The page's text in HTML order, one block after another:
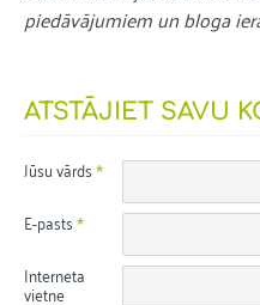
piedāvājumiem un bloga
ATSTĀJIET SAVU
Jūsu vārds
E-pasts
Interneta
vietne